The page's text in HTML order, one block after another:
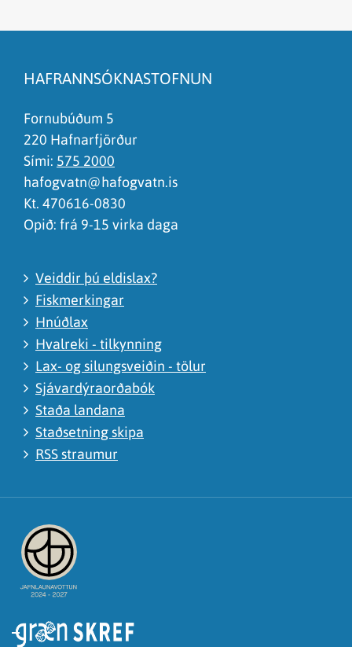
Það er of mikið efni á síðunni
Ég skil ekki efnið, finnst það of flókið
HAFRANNSÓKNASTOFNUN
Fornubúðum 5
220 Hafnarfjörður
Sími: 575 2000
hafogvatn@hafogvatn.is
Kt. 470616-0830
Opið: frá 9-15 virka daga
Veiddir þú eldislax?
Fiskmerkingar
Hnúðlax
Hvalreki - tilkynning
Lax- og silungsveiðin - tölur
Sjávardýraorðabók
Staða landana
Staðsetning skipa
RSS straumur